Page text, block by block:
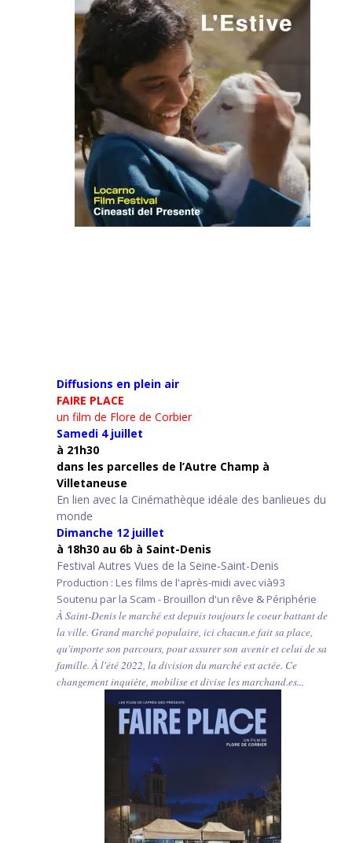
Diffusions en plein air
FAIRE PLACE
un film de Flore de Corbier
Samedi 4 juillet
à 21h30
dans les parcelles de l’Autre Champ à
Villetaneuse
En lien avec la Cinémathèque idéale des banlieues du
monde
Dimanche 12 juillet
à 18h30 au 6b à Saint-Denis
Festival Autres Vues de la Seine-Saint-Denis
Production : Les films de l'après-midi avec vià93
Soutenu par la Scam - Brouillon d'un rêve & Périphérie
À Saint-Denis le marché est depuis toujours le coeur battant de
la ville. Grand marché populaire, ici chacun.e fait sa place,
qu'importe son parcours, pour assurer son avenir et celui de sa
famille. À l'été 2022, la division du marché est actée. Ce
changement inquiète, mobilise et divise les marchand.es...